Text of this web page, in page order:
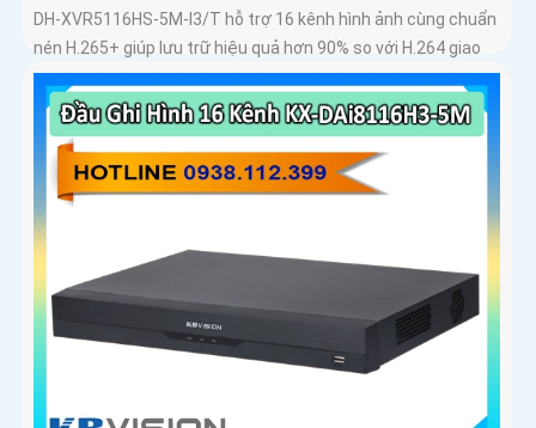
DH-XVR5116HS-5M-I3/T hỗ trợ 16 kênh hình ảnh cùng chuẩn
nén H.265+ giúp lưu trữ hiệu quả hơn 90% so với H.264 giao
diện thân thiện dễ thao tác HDMI xuất 4K VGA xuất 1080p
khả...